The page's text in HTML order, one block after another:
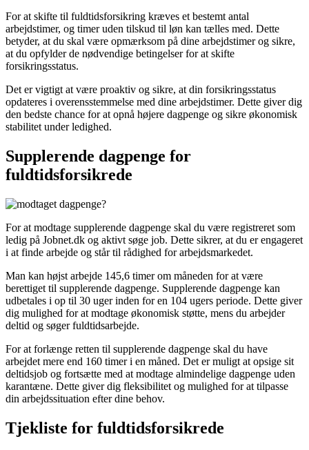
For at skifte til fuldtidsforsikring kræves et bestemt antal
arbejdstimer, og timer uden tilskud til løn kan tælles med. Dette
betyder, at du skal være opmærksom på dine arbejdstimer og sikre,
at du opfylder de nødvendige betingelser for at skifte
forsikringsstatus.
Det er vigtigt at være proaktiv og sikre, at din forsikringsstatus
opdateres i overensstemmelse med dine arbejdstimer. Dette giver dig
den bedste chance for at opnå højere dagpenge og sikre økonomisk
stabilitet under ledighed.
Supplerende dagpenge for
fuldtidsforsikrede
For at modtage supplerende dagpenge skal du være registreret som
ledig på Jobnet.dk og aktivt søge job. Dette sikrer, at du er engageret
i at finde arbejde og står til rådighed for arbejdsmarkedet.
Man kan højst arbejde 145,6 timer om måneden for at være
berettiget til supplerende dagpenge. Supplerende dagpenge kan
udbetales i op til 30 uger inden for en 104 ugers periode. Dette giver
dig mulighed for at modtage økonomisk støtte, mens du arbejder
deltid og søger fuldtidsarbejde.
For at forlænge retten til supplerende dagpenge skal du have
arbejdet mere end 160 timer i en måned. Det er muligt at opsige sit
deltidsjob og fortsætte med at modtage almindelige dagpenge uden
karantæne. Dette giver dig fleksibilitet og mulighed for at tilpasse
din arbejdssituation efter dine behov.
Tjekliste for fuldtidsforsikrede